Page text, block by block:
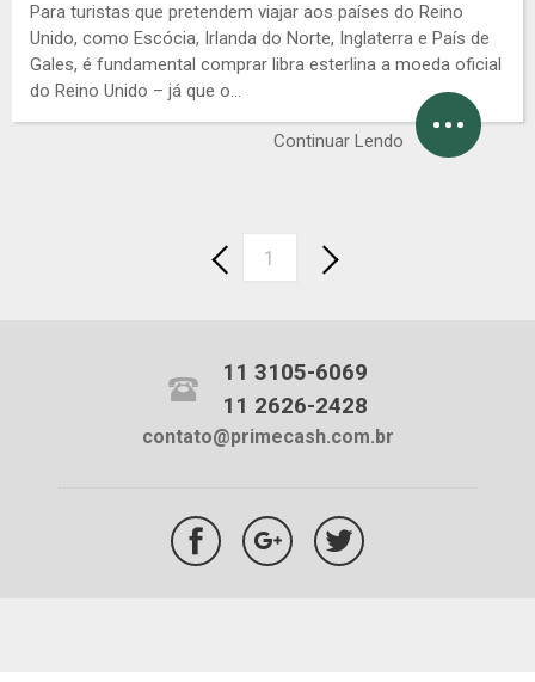
Para turistas que pretendem viajar aos países do Reino
Unido, como Escócia, Irlanda do Norte, Inglaterra e País de
Gales, é fundamental comprar libra esterlina a moeda oficial
do Reino Unido – já que o…
Continuar Lendo
1
11 3105-6069
11 2626-2428
contato@primecash.com.br